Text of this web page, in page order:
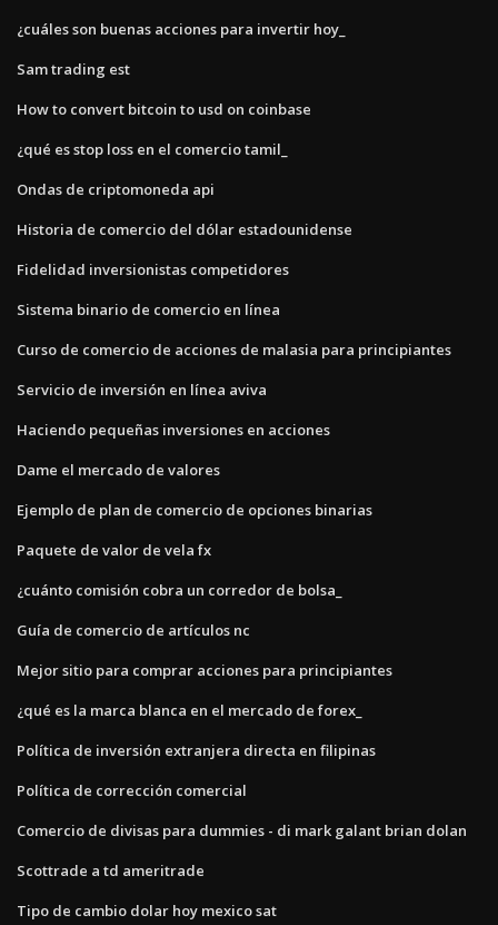
¿cuáles son buenas acciones para invertir hoy_
Sam trading est
How to convert bitcoin to usd on coinbase
¿qué es stop loss en el comercio tamil_
Ondas de criptomoneda api
Historia de comercio del dólar estadounidense
Fidelidad inversionistas competidores
Sistema binario de comercio en línea
Curso de comercio de acciones de malasia para principiantes
Servicio de inversión en línea aviva
Haciendo pequeñas inversiones en acciones
Dame el mercado de valores
Ejemplo de plan de comercio de opciones binarias
Paquete de valor de vela fx
¿cuánto comisión cobra un corredor de bolsa_
Guía de comercio de artículos nc
Mejor sitio para comprar acciones para principiantes
¿qué es la marca blanca en el mercado de forex_
Política de inversión extranjera directa en filipinas
Política de corrección comercial
Comercio de divisas para dummies - di mark galant brian dolan
Scottrade a td ameritrade
Tipo de cambio dolar hoy mexico sat